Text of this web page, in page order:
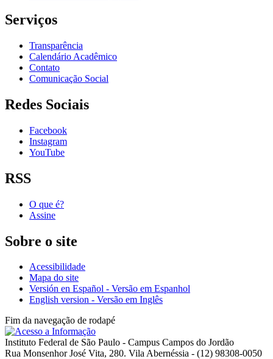
Serviços
Transparência
Calendário Acadêmico
Contato
Comunicação Social
Redes Sociais
Facebook
Instagram
YouTube
RSS
O que é?
Assine
Sobre o site
Acessibilidade
Mapa do site
Versión en Español - Versão em Espanhol
English version - Versão em Inglês
Fim da navegação de rodapé
Instituto Federal de São Paulo - Campus Campos do Jordão
Rua Monsenhor José Vita, 280. Vila Abernéssia - (12) 98308-0050